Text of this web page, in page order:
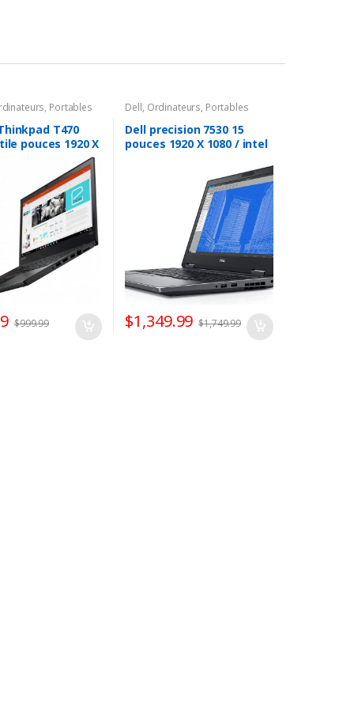
, Portables
T470
pouces 1920 X
Core i5-7300U
256 GO SSD / 8 GO
10 Pro /
$999.99
Dell, Ordinateurs, Portables
Dell precision 7530 15
pouces 1920 X 1080 / intel
2.40 @ 4.30 GHz / 1 TO SSD
/ 32 GO RAM /Nvidia
Quadro P2000 5 GO /
Windows 11 pro / HDMI
$1,349.99 $1,749.99